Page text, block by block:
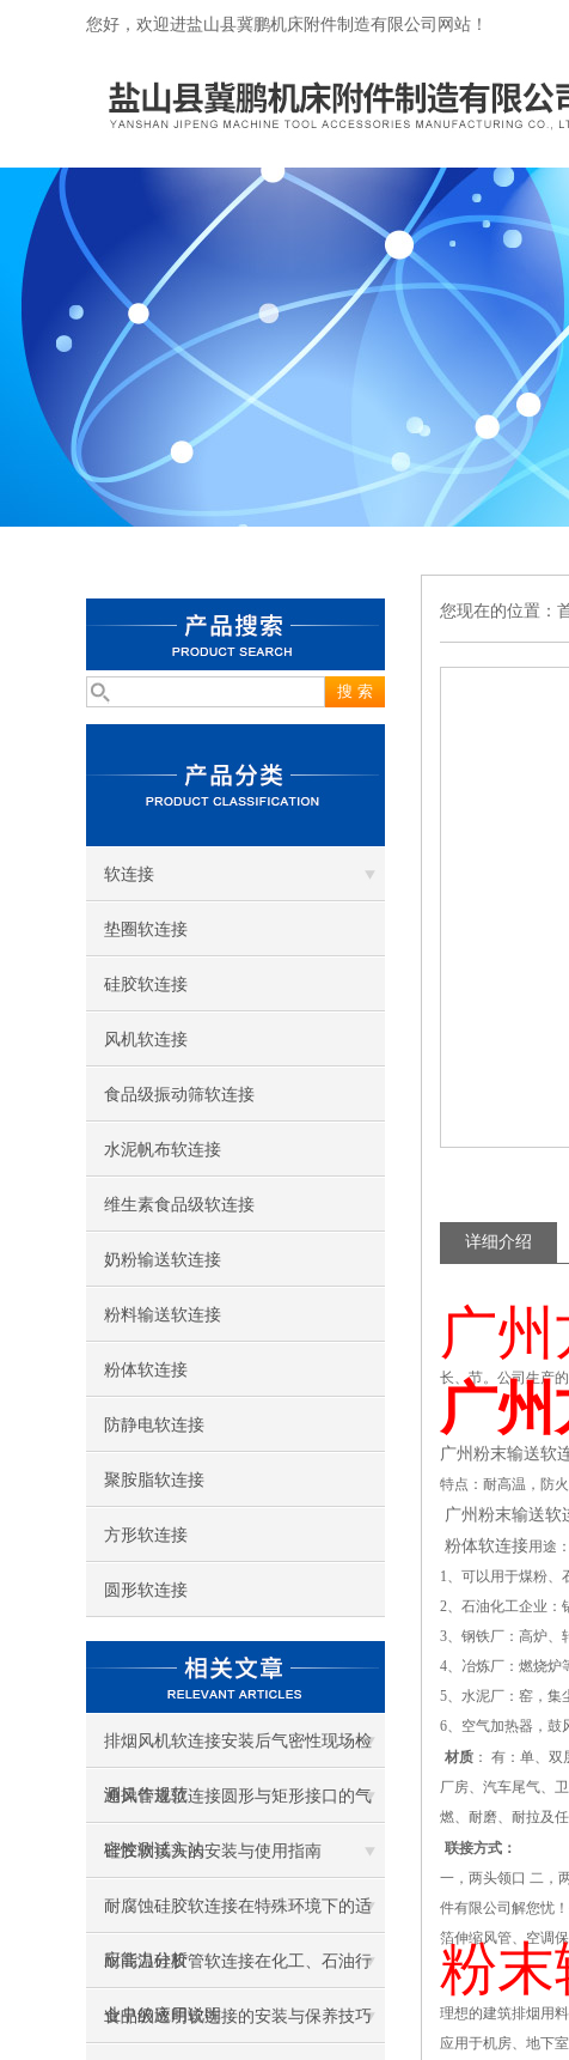
您好，欢迎进盐山县冀鹏机床附件制造有限公司网站！
软连接
垫圈软连接
硅胶软连接
风机软连接
食品级振动筛软连接
水泥帆布软连接
维生素食品级软连接
奶粉输送软连接
粉料输送软连接
粉体软连接
防静电软连接
聚胺脂软连接
方形软连接
圆形软连接
排烟风机软连接安装后气密性现场检
测操作规范
通风管道软连接圆形与矩形接口的气
密性测试方法
硅胶软接头的安装与使用指南
耐腐蚀硅胶软连接在特殊环境下的适
应能力分析
耐高温硅胶管软连接在化工、石油行
业中的应用说明
食品级透明软连接的安装与保养技巧
您现在的位置：
详细介绍
广
长、节。公司生产
广
广州粉末输送软
特点：耐高温，防
广州粉末输送软
粉体软连接用途：
1、可以用于煤粉、
2、石油化工企业：
3、钢铁厂：高炉、
4、冶炼厂：燃烧炉
5、水泥厂：窑，集
6、空气加热器，鼓
材质 ： 有：单、
厂房、汽车尾气、
燃、耐磨、耐拉及
联接方式：
一，两头领口 二，
件有限公司解您忧
箔伸缩风管、空调
粉末
理想的建筑排烟用
应用于机房、地下